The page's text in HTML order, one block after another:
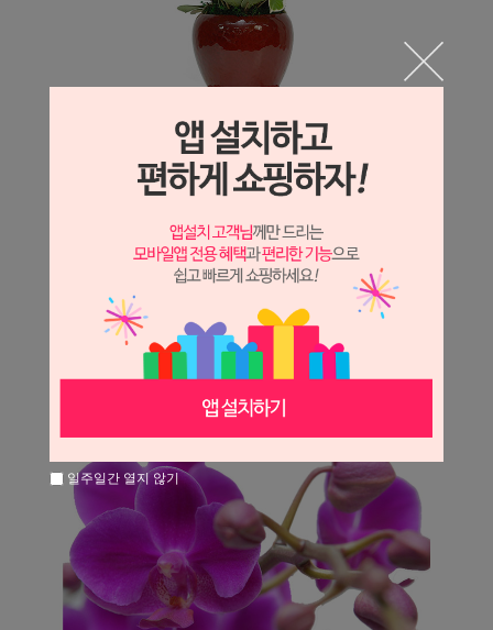
일주일간 열지 않기